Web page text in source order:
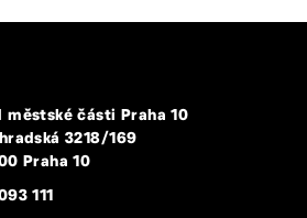
městské části Praha 10
3218/169
Praha 10
111